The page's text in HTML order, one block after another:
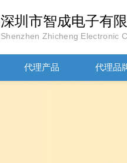
深圳市智成电子有
Shenzhen Zhicheng Electronic
代理产品 代理品